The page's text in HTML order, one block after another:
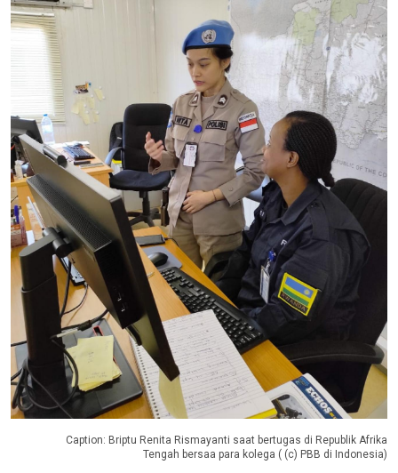
Caption: Briptu Renita Rismayanti saat bertugas di Republik Afrika
Tengah bersaa para kolega ( (c) PBB di Indonesia)